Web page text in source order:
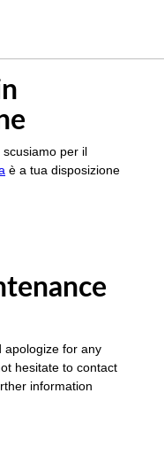
per il
è a tua disposizione
apologize for any
hesitate to contact
information